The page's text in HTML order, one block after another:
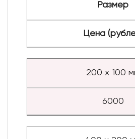
Размер
Цена
200 х 100
6000